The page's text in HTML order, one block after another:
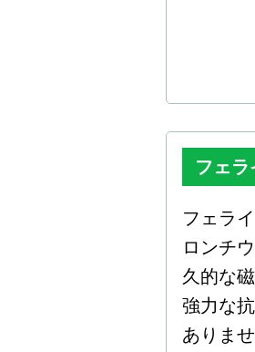
フェラ
フェラ
ロンチ
久的な
強力な
ありま